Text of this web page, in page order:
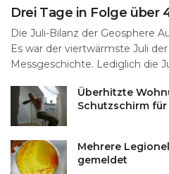
Drei Tage in Folge über
Die Juli-Bilanz der Geosphere
Es war der viertwärmste Juli
Messgeschichte. Lediglich die
Überhitzte
Schutzschirm
Mehrere
gemeldet